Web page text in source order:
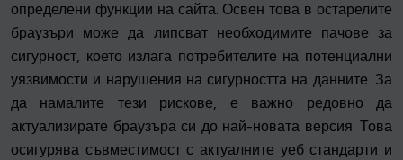
определени функции на сайта. Освен това в остарелите
браузъри може да липсват необходимите пачове за
сигурност, което излага потребителите на потенциални
уязвимости и нарушения на сигурността на данните. За
да намалите тези рискове, е важно редовно да
актуализирате браузъра си до най-новата версия. Това
осигурява съвместимост с актуалните уеб стандарти и